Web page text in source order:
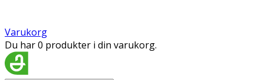
Varukorg
Du har 0 produkter i din varukorg.